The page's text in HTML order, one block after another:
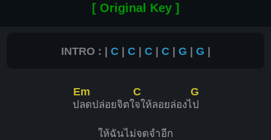
[ Original Key ]
INTRO : | C | C | C | C | G | G |
ป
Em
ลดปล่อยจิตใ
C
จให้ลอยล่องไ
G
ป
ให้ฉันไม่จดจำอีก